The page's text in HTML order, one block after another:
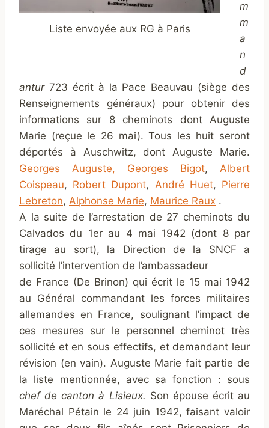
Liste envoyée aux RG à Paris
m
m
a
n
d
antur723 écrit à la Pace Beauvau (siège des
Renseignements généraux) pour obtenir des
informations sur 8 cheminots dont Auguste
Marie (reçue le 26 mai). Tous les huit seront
déportés à Auschwitz, dont Auguste Marie.
Georges Auguste,
Georges Bigot, Albert
Coispeau, Robert Dupont, André Huet, Pierre
Lebreton, Alphonse Marie, Maurice Raux .
A la suite de l’arrestation de 27 cheminots du
Calvados du 1er au 4 mai 1942 (dont 8 par
tirage au sort), la Direction de la SNCF a
sollicité l’intervention de l’ambassadeur
de France (De Brinon) qui écrit le 15 mai 1942
au Général commandant les forces militaires
allemandes en France, soulignant l’impact de
ces mesures sur le personnel cheminot très
sollicité et en sous effectifs, et demandant leur
révision (en vain). Auguste Marie fait partie de
la liste mentionnée, avec sa fonction : sous
chef de canton à Lisieux. Son épouse écrit au
Maréchal Pétain le 24 juin 1942, faisant valoir